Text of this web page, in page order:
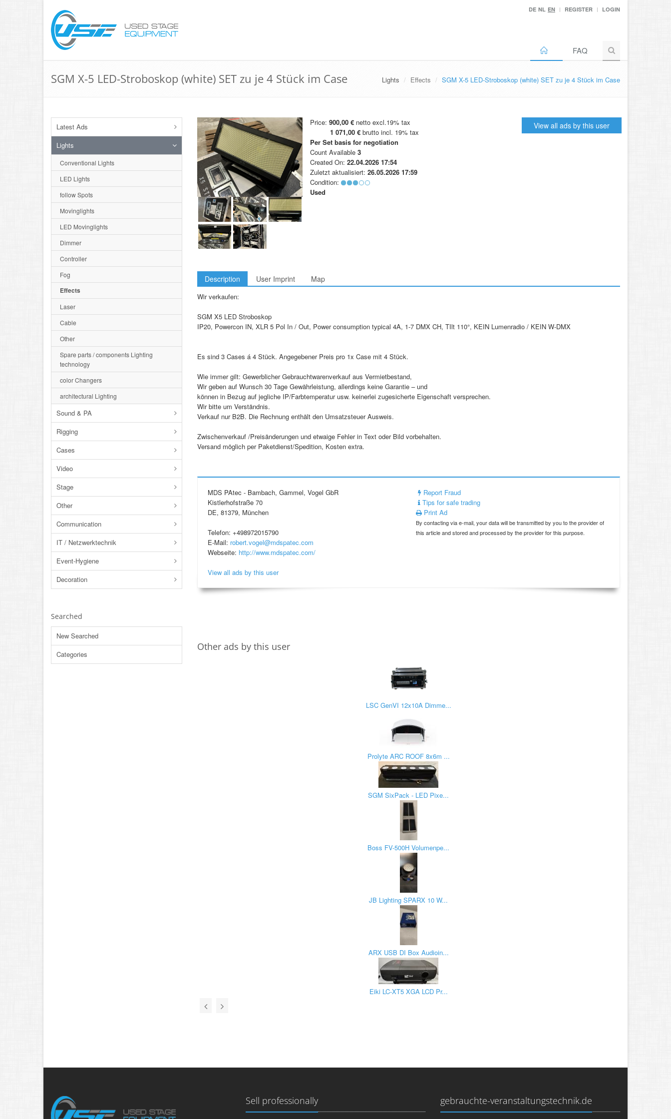
DE NL EN REGISTER LOGIN
FAQ
SGM X-5 LED-Stroboskop (white) SET zu je 4 Stück im Case Lights Effects SGM X-5 LED-Stroboskop (white) SET zu je 4 Stück im Case
Latest Ads
Lights
Conventional Lights
LED Lights
follow Spots
Movinglights
LED Movinglights
Dimmer
Controller
Fog
Effects
Laser
Cable
Other
Spare parts / components Lighting
technology
color Changers
architectural Lighting
Sound & PA
Rigging
Cases
Video
Stage
Other
Communication
IT / Netzwerktechnik
Event-Hygiene
Decoration
Searched
New Searched
Categories
Price:900,00 € netto excl.19% tax
1 071,00 € brutto incl. 19% tax
Per Set basis for negotiation
Count Available3
Created On:22.04.2026 17:54
Zuletzt aktualisiert:26.05.2026 17:59
Condition:
Used
View all ads by this user
Description User Imprint Map
Wir verkaufen:
SGM X5 LED Stroboskop
IP20, Powercon IN, XLR 5 Pol In / Out, Power consumption typical 4A, 1-7 DMX CH, TIlt 110°, KEIN Lumenradio / KEIN W-DMX
Es sind 3 Cases á 4 Stück. Angegebener Preis pro 1x Case mit 4 Stück.
Wie immer gilt: Gewerblicher Gebrauchtwarenverkauf aus Vermietbestand,
Wir geben auf Wunsch 30 Tage Gewährleistung, allerdings keine Garantie – und
können in Bezug auf jegliche IP/Farbtemperatur usw. keinerlei zugesicherte Eigenschaft versprechen.
Wir bitte um Verständnis.
Verkauf nur B2B. Die Rechnung enthält den Umsatzsteuer Ausweis.
Zwischenverkauf /Preisänderungen und etwaige Fehler in Text oder Bild vorbehalten.
Versand möglich per Paketdienst/Spedition, Kosten extra.
MDS PAtec - Bambach, Gammel, Vogel GbR
Kistlerhofstraße 70
DE, 81379, München
Telefon: +498972015790
E-Mail: robert.vogel@mdspatec.com
Webseite: http://www.mdspatec.com/
View all ads by this user
Report Fraud
Tips for safe trading
Print Ad
By contacting via e-mail, your data will be transmitted by you to the provider of
this article and stored and processed by the provider for this purpose.
Other ads by this user
LSC GenVI 12x10A Dimme...
Prolyte ARC ROOF 8x6m ...
SGM SixPack - LED Pixe...
Boss FV-500H Volumenpe...
JB Lighting SPARX 10 W...
ARX USB DI Box Audioin...
Eiki LC-XT5 XGA LCD Pr...
Sell professionally gebrauchte-veranstaltungstechnik.de